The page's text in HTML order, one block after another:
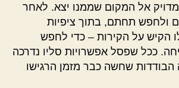
אל המקום שממנו יצא. לאחר
ולחפש תחתם, בתוך ציפיות
הקיש על הקירות – כדי לחפש
ככל שפסל אפשרויות סליו נדרכה
הבודדות שחשה כבר מזמן הרגישו